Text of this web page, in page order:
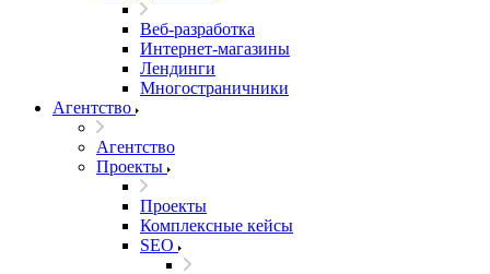
Веб-разработка
Интернет-магазины
Лендинги
Многостраничники
Агентство
Агентство
Проекты
Проекты
Комплексные кейсы
SEO